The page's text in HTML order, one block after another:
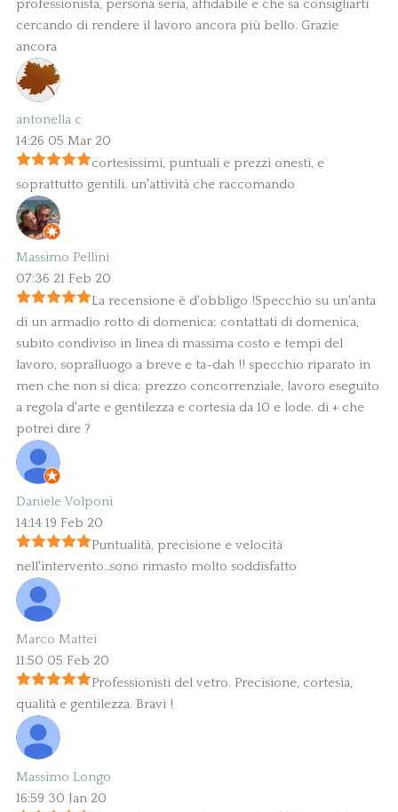
professionista, persona seria, affidabile e che sa consigliarti
cercando di rendere il lavoro ancora più bello. Grazie
ancora
antonella c
14:26 05 Mar 20
cortesissimi, puntuali e prezzi onesti, e
soprattutto gentili. un'attività che raccomando
Massimo Pellini
07:36 21 Feb 20
La recensione è d'obbligo !Specchio su un'anta
di un armadio rotto di domenica; contattati di domenica,
subito condiviso in linea di massima costo e tempi del
lavoro, sopralluogo a breve e ta-dah !! specchio riparato in
men che non si dica; prezzo concorrenziale, lavoro eseguito
a regola d'arte e gentilezza e cortesia da 10 e lode. di + che
potrei dire ?
Daniele Volponi
14:14 19 Feb 20
Puntualità, precisione e velocità
nell'intervento..sono rimasto molto soddisfatto
Marco Mattei
11:50 05 Feb 20
Professionisti del vetro. Precisione, cortesia,
qualità e gentilezza. Bravi !
Massimo Longo
16:59 30 Jan 20